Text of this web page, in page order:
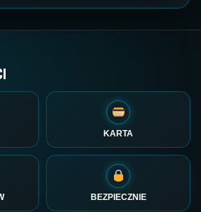
KARTA
BEZPIECZNIE